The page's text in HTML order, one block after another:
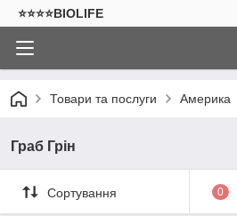
⭐⭐⭐⭐BIOLIFE
Товари та послуги Америка
Граб Грін
Сортування 0